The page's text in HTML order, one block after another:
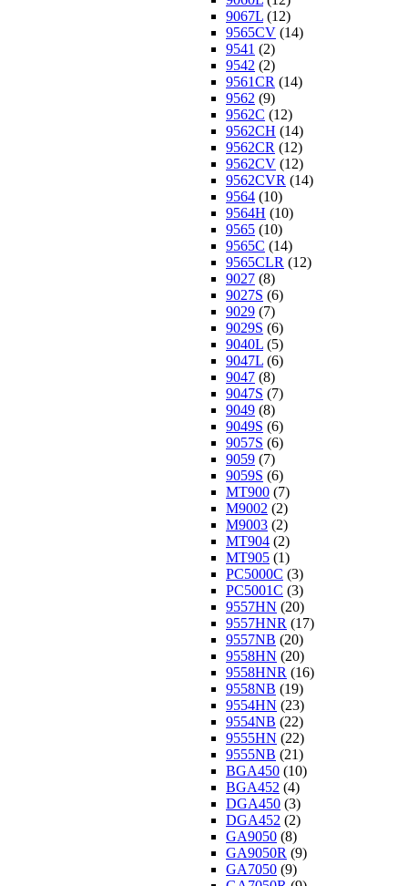
9067L (12)
9565CV (14)
9541 (2)
9542 (2)
9561CR (14)
9562 (9)
9562C (12)
9562CH (14)
9562CR (12)
9562CV (12)
9562CVR (14)
9564 (10)
9564H (10)
9565 (10)
9565C (14)
9565CLR (12)
9027 (8)
9027S (6)
9029 (7)
9029S (6)
9040L (5)
9047L (6)
9047 (8)
9047S (7)
9049 (8)
9049S (6)
9057S (6)
9059 (7)
9059S (6)
MT900 (7)
M9002 (2)
M9003 (2)
MT904 (2)
MT905 (1)
PC5000C (3)
PC5001C (3)
9557HN (20)
9557HNR (17)
9557NB (20)
9558HN (20)
9558HNR (16)
9558NB (19)
9554HN (23)
9554NB (22)
9555HN (22)
9555NB (21)
BGA450 (10)
BGA452 (4)
DGA450 (3)
DGA452 (2)
GA9050 (8)
GA9050R (9)
GA7050 (9)